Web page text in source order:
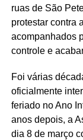
ruas de São
protestar contra
acompanhados
controle e
Foi várias
oficialmente
feriado no Ano
anos depois, a
dia 8 de março